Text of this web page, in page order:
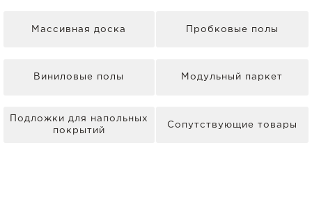
Массивная доска Пробковые полы
Виниловые полы Модульный паркет
Подложки для напольных
покрытий
Сопутствующие товары